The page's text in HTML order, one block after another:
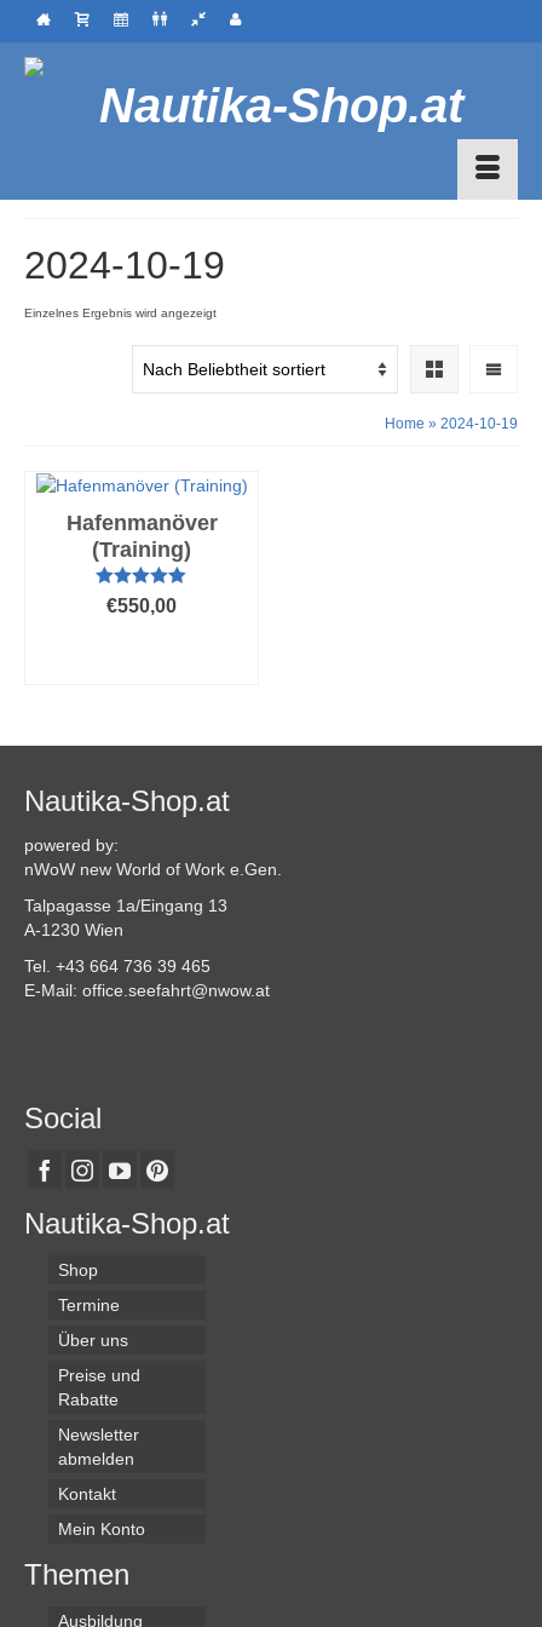
2024-10-19
Einzelnes Ergebnis wird angezeigt
Home » 2024-10-19
Hafenmanöver
(Training)
Bewertet mit
5.00von 5
€550,00
weist
Varianten
auf.
Optionen
auf
Produktseite
gewählt
Nautika-Shop.at
powered by:
nWoW new World of Work e.Gen.
Talpagasse 1a/Eingang 13
A-1230 Wien
Tel. +43 664 736 39 465
E-Mail: office.seefahrt@nwow.at
Social
Nautika-Shop.at
Shop
Termine
Über uns
Preise und
Rabatte
Newsletter
abmelden
Kontakt
Mein Konto
Themen
Ausbildung